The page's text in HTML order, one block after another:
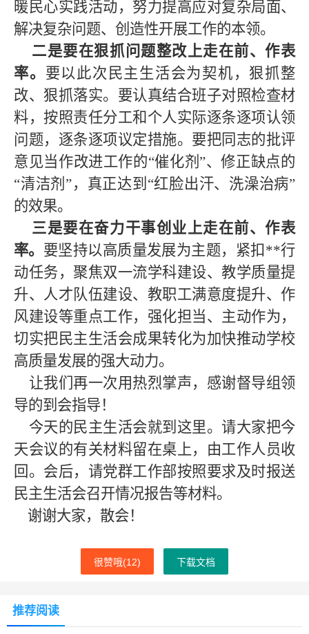
暖民心实践活动，努力提高应对复杂局面、
解决复杂问题、创造性开展工作的本领。
二是要在狠抓问题整改上走在前、作表
率。 要以此次民主生活会为契机，狠抓整
改、狠抓落实。要认真结合班子对照检查材
料，按照责任分工和个人实际逐条逐项认领
问题，逐条逐项议定措施。要把同志的批评
意见当作改进工作的“催化剂”、修正缺点的
“清洁剂”，真正达到“红脸出汗、洗澡治病”
的效果。
三是要在奋力干事创业上走在前、作表
率。 要坚持以高质量发展为主题，紧扣 **行
动任务，聚焦双一流学科建设、教学质量提
升、人才队伍建设、教职工满意度提升、作
风建设等重点工作，强化担当、主动作为，
切实把民主生活会成果转化为加快推动学校
高质量发展的强大动力。
让我们再一次用热烈掌声，感谢督导组领
导的到会指导！
今天的民主生活会就到这里。请大家把今
天会议的有关材料留在桌上，由工作人员收
回。会后，请党群工作部按照要求及时报送
民主生活会召开情况报告等材料。
谢谢大家，散会！
很赞哦(12) 下载文档
推荐阅读